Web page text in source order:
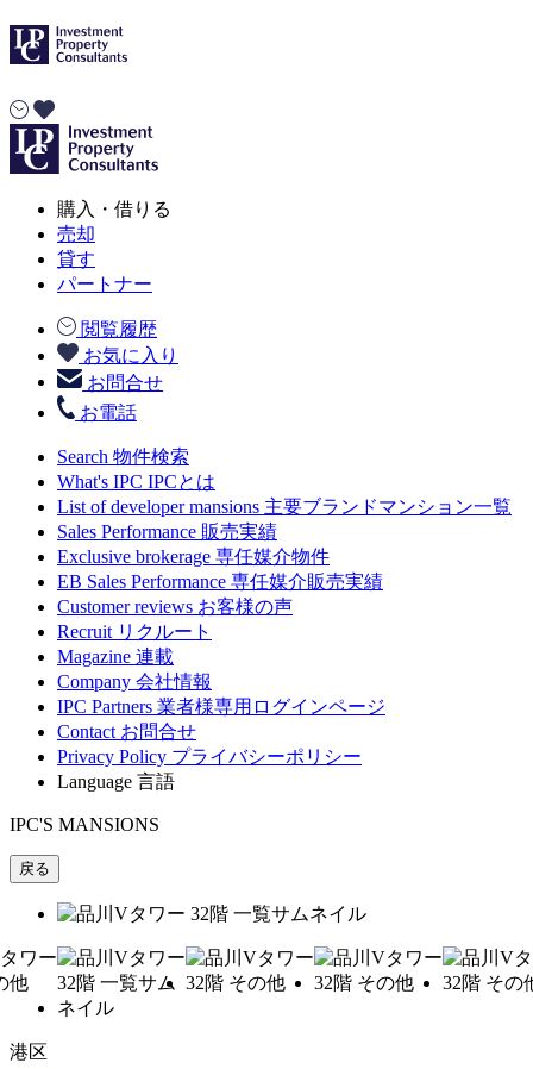
購入・借りる
売却
貸す
パートナー
閲覧履歴
お気に入り
お問合せ
お電話
Search 物件検索
What's IPC IPCとは
List of developer mansions 主要ブランドマンション一覧
Sales Performance 販売実績
Exclusive brokerage 専任媒介物件
EB Sales Performance 専任媒介販売実績
Customer reviews お客様の声
Recruit リクルート
Magazine 連載
Company 会社情報
IPC Partners 業者様専用ログインページ
Contact お問合せ
Privacy Policy プライバシーポリシー
Language 言語
IPC'S MANSIONS
戻る
港区